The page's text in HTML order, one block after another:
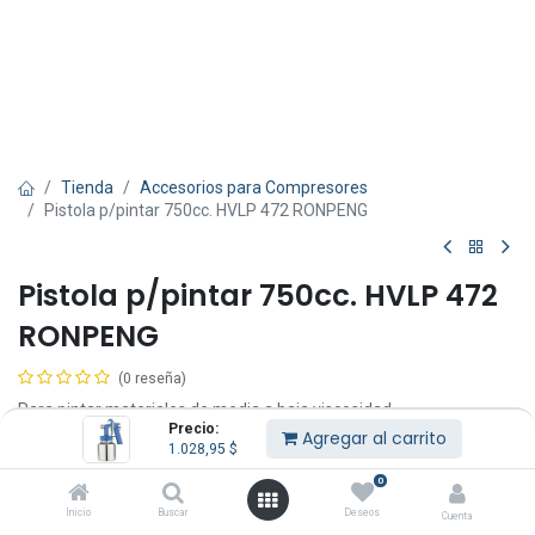
Precio:
1.028,95 $ Agregar al carrito
Inicio Buscar
0
Deseos Cuenta
Tienda
Accesorios para Compresores
Pistola p/pintar 750cc. HVLP 472 RONPENG
Pistola p/pintar 750cc. HVLP 472
RONPENG
(0 reseña)
Para pintar materiales de media a baja viscosidad.
El control del fluido regula la cantidad de pintura rociada durante el
Pistola con cuerpo y tacho de aluminio.
1.028,95